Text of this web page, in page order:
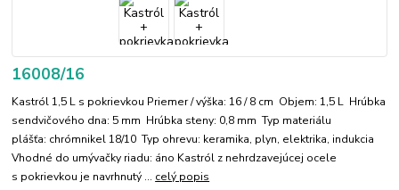
16008/16
Kastról 1,5 L s pokrievkou Priemer / výška: 16 / 8 cm Objem: 1,5 L Hrúbka
sendvičového dna: 5 mm Hrúbka steny: 0,8 mm Typ materiálu
plášťa: chrómnikel 18/10 Typ ohrevu: keramika, plyn, elektrika, indukcia
Vhodné do umývačky riadu: áno Kastról z nehrdzavejúcej ocele
s pokrievkou je navrhnutý ... celý popis